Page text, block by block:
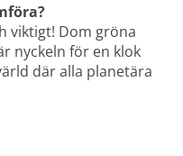
viktigt! Dom gröna
nyckeln för en klok
där alla planetära